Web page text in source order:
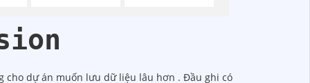
cho dự án muốn lưu dữ liệu lâu hơn . Đầu ghi có